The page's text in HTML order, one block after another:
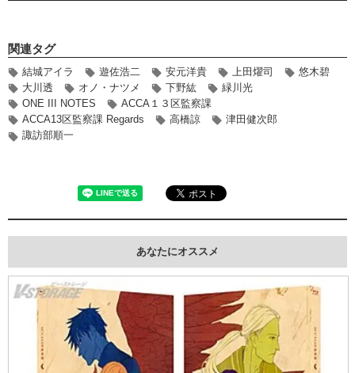
関連タグ
結城アイラ 遊佐浩二 安元洋貴 上田燿司
悠木碧
大川透
オノ・ナツメ 下野紘
緑川光
ONE III NOTES
ACCA１３区監察課
ACCA13区監察課 Regards
高橋諒
津田健次郎
諏訪部順一
あなたにオススメ